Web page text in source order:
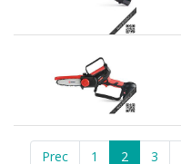
Prec 1 2 3